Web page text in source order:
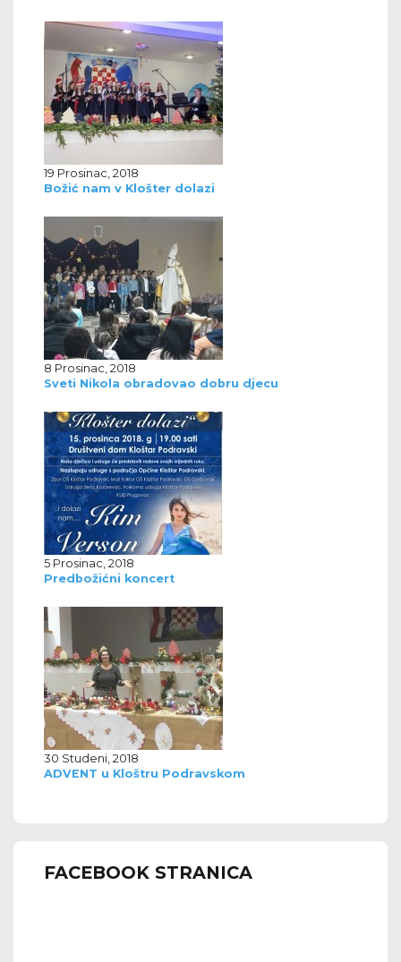
19 Prosinac, 2018
Božić nam v Klošter dolazi
8 Prosinac, 2018
Sveti Nikola obradovao dobru djecu
5 Prosinac, 2018
Predbožićni koncert
30 Studeni, 2018
ADVENT u Kloštru Podravskom
FACEBOOK STRANICA